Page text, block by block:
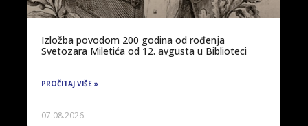
Izložba povodom 200 godina od rođenja
Svetozara Miletića od 12. avgusta u Biblioteci
PROČITAJ VIŠE »
07.08.2026.